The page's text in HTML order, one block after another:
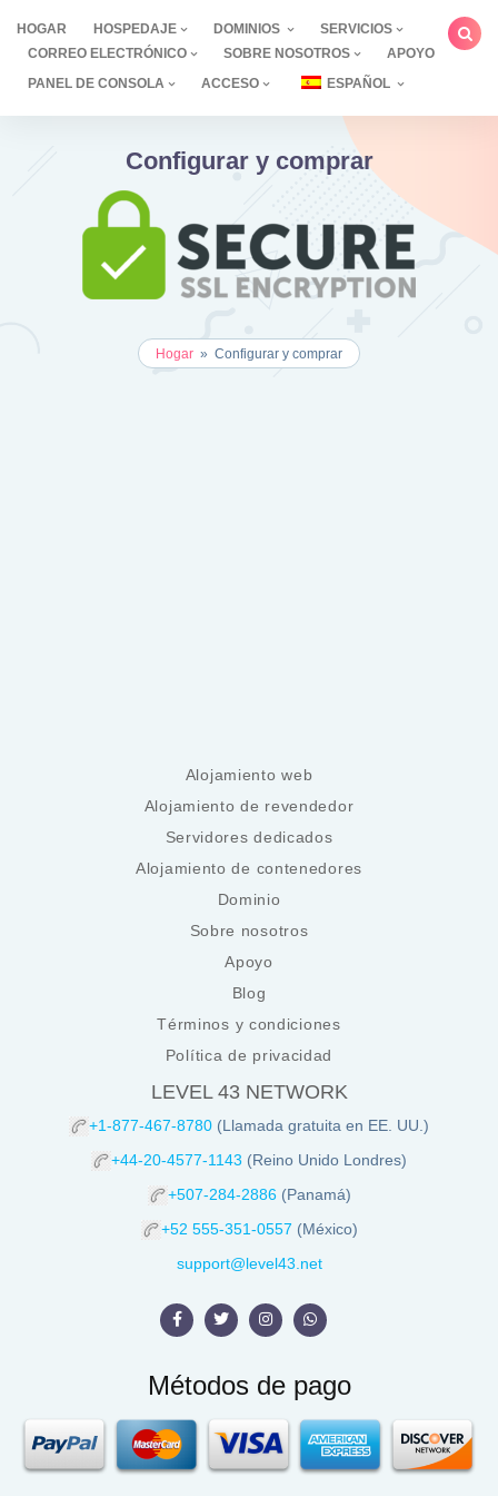
contenido
HOGAR HOSPEDAJE DOMINIOS
SERVICIOS
CORREO ELECTRÓNICO
SOBRE NOSOTROS
APOYO
PANEL DE CONSOLA
ACCESO ESPAÑOL
Configurar y comprar
Hogar » Configurar y comprar
Alojamiento web
Alojamiento de revendedor
Servidores dedicados
Alojamiento de contenedores
Dominio
Sobre nosotros
Apoyo
Blog
Términos y condiciones
Política de privacidad
LEVEL 43 NETWORK
+1-877-467-8780 (Llamada gratuita en EE. UU.)
+44-20-4577-1143 (Reino Unido Londres)
+507-284-2886 (Panamá)
+52 555-351-0557 (México)
support@level43.net
Métodos de pago